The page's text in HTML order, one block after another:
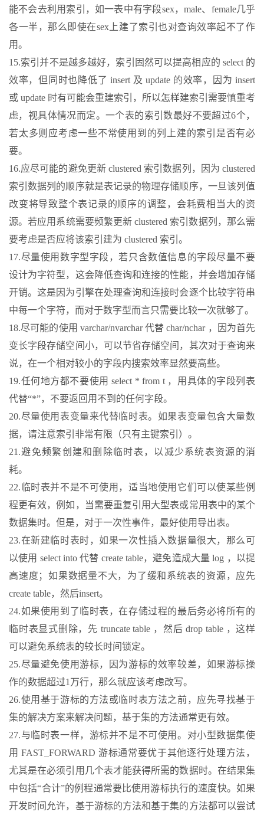
能不会去利用索引，如一表中有字段sex，male、female几乎
各一半，那么即使在sex上建了索引也对查询效率起不了作
用。
15.索引并不是越多越好，索引固然可以提高相应的 select 的
效率，但同时也降低了 insert 及 update 的效率，因为 insert
或 update 时有可能会重建索引，所以怎样建索引需要慎重考
虑，视具体情况而定。一个表的索引数最好不要超过6个，
若太多则应考虑一些不常使用到的列上建的索引是否有必
要。
16.应尽可能的避免更新 clustered 索引数据列，因为 clustered
索引数据列的顺序就是表记录的物理存储顺序，一旦该列值
改变将导致整个表记录的顺序的调整，会耗费相当大的资
源。若应用系统需要频繁更新 clustered 索引数据列，那么需
要考虑是否应将该索引建为 clustered 索引。
17.尽量使用数字型字段，若只含数值信息的字段尽量不要
设计为字符型，这会降低查询和连接的性能，并会增加存储
开销。这是因为引擎在处理查询和连接时会逐个比较字符串
中每一个字符，而对于数字型而言只需要比较一次就够了。
18.尽可能的使用 varchar/nvarchar 代替 char/nchar ，因为首先
变长字段存储空间小，可以节省存储空间，其次对于查询来
说，在一个相对较小的字段内搜索效率显然要高些。
19.任何地方都不要使用 select * from t ，用具体的字段列表
代替“*”，不要返回用不到的任何字段。
20.尽量使用表变量来代替临时表。如果表变量包含大量数
据，请注意索引非常有限（只有主键索引）。
21.避免频繁创建和删除临时表，以减少系统表资源的消
耗。
22.临时表并不是不可使用，适当地使用它们可以使某些例
程更有效，例如，当需要重复引用大型表或常用表中的某个
数据集时。但是，对于一次性事件，最好使用导出表。
23.在新建临时表时，如果一次性插入数据量很大，那么可
以使用 select into 代替 create table，避免造成大量 log ，以提
高速度；如果数据量不大，为了缓和系统表的资源，应先
create table，然后insert。
24.如果使用到了临时表，在存储过程的最后务必将所有的
临时表显式删除，先 truncate table ，然后 drop table ，这样
可以避免系统表的较长时间锁定。
25.尽量避免使用游标，因为游标的效率较差，如果游标操
作的数据超过1万行，那么就应该考虑改写。
26.使用基于游标的方法或临时表方法之前，应先寻找基于
集的解决方案来解决问题，基于集的方法通常更有效。
27.与临时表一样，游标并不是不可使用。对小型数据集使
用 FAST_FORWARD 游标通常要优于其他逐行处理方法，
尤其是在必须引用几个表才能获得所需的数据时。在结果集
中包括“合计”的例程通常要比使用游标执行的速度快。如果
开发时间允许，基于游标的方法和基于集的方法都可以尝试